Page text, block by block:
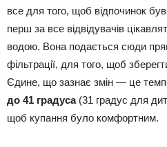
все для того, щоб відпочинок
перш за все відвідувачів
водою. Вона подається сюди
фільтрації, для того, щоб
Єдине, що зазнає змін — це
до 41 градуса(31 градус для
щоб купання було комфортним.